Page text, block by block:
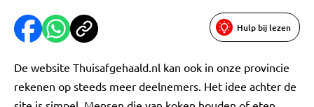
Hulp bij lezen
De website Thuisafgehaald.nl kan ook in onze provincie
rekenen op steeds meer deelnemers. Het idee achter de